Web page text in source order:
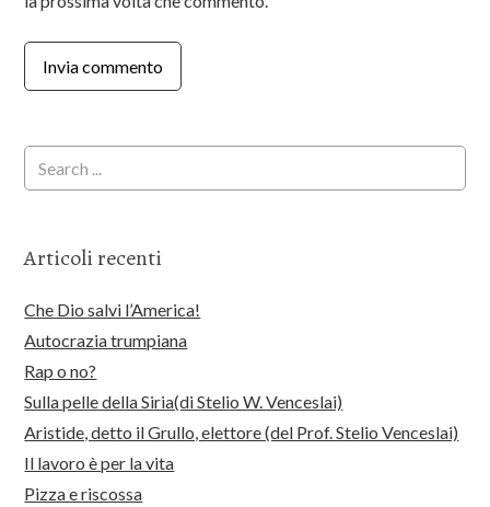
Articoli recenti
Che Dio salvi l’America!
Autocrazia trumpiana
Rap o no?
Sulla pelle della Siria(di Stelio W. Venceslai)
Aristide, detto il Grullo, elettore (del Prof. Stelio Venceslai)
Il lavoro è per la vita
Pizza e riscossa